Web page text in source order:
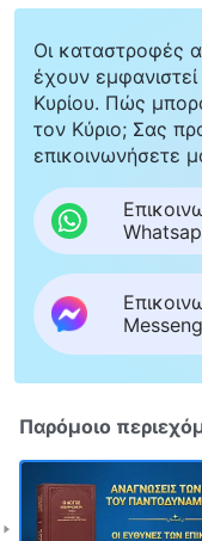
Οι καταστροφές
έχουν
Κυρίου. Πώς
τον Κύριο; Σας
επικοινωνήσετε
Παρόμοιο